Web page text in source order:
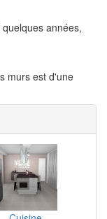
années,
murs est d'une